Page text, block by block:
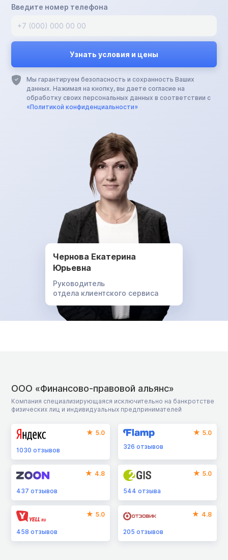
Введите номер телефона
Мы гарантируем безопасность и сохранность Ваших
данных. Нажимая на кнопку, вы даете согласие на
обработку своих персональных данных в соответствии с
«Политикой конфиденциальности»
Чернова Екатерина
Юрьевна
Руководитель
отдела клиентского сервиса
ООО «Финансово-правовой альянс»
Компания специализирующаяся исключительно на банкротстве
физических лиц и индивидуальных предпринимателей
5.0
1030 отзывов
5.0
326отзывов
4.8
437 отзывов
5.0
544отзыва
5.0
458 отзывов
4.8
205отзывов